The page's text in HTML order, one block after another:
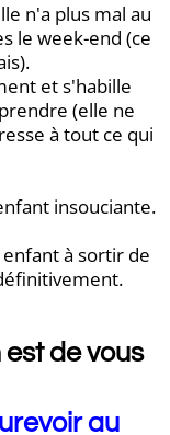
n'a plus mal au
le week-end (ce
et s'habille
(elle ne
à tout ce qui
insouciante.
à sortir de
de vous
au